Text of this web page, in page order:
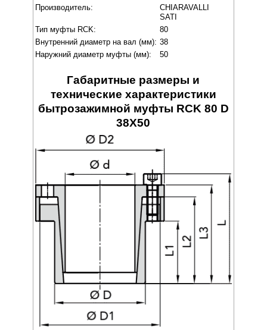
Производитель:
CHIARAVALLI
SATI
Тип муфты RCK:
80
Внутренний диаметр на вал (мм): 38
Наружний диаметр муфты (мм):
50
Габаритные размеры и
технические характеристики
бытрозажимной муфты RCK 80 D
38X50